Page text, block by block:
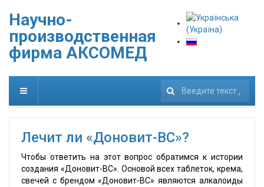
Научно-
производственная
фирма АКСОМЕД
222
Лечит ли «Доновит-ВС»?
Чтобы ответить на этот вопрос обратимся к истории
создания «Доновит-ВС». Основой всех таблеток, крема,
свечей с брендом «Доновит-ВС» являются алкалоиды